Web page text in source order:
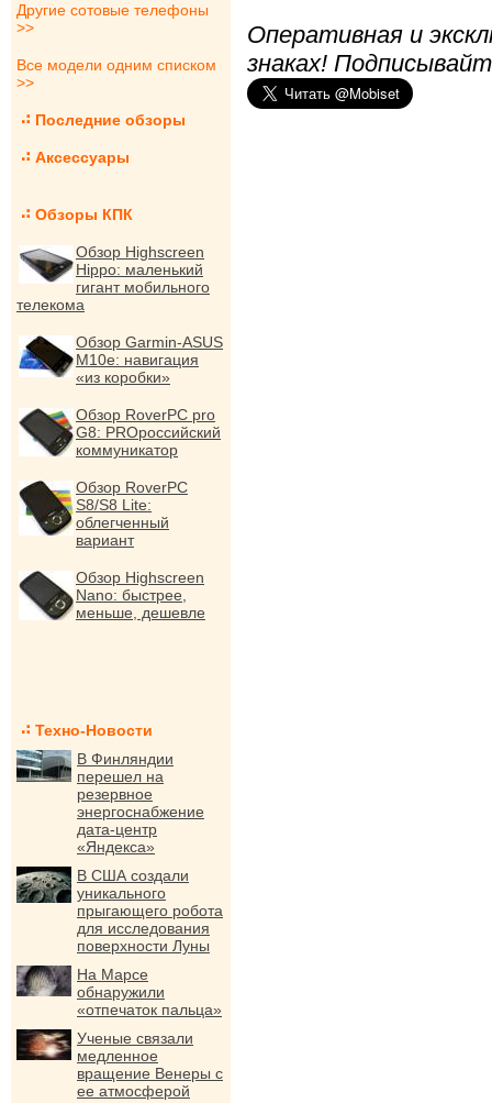
Другие сотовые телефоны
>>
Все модели одним списком
>>
Последние обзоры
Аксессуары
Обзоры КПК
Обзор Highscreen
Hippo: маленький
гигант мобильного
телекома
Обзор Garmin-ASUS
M10e: навигация
«из коробки»
Обзор RoverPC pro
G8: PROроссийский
коммуникатор
Обзор RoverPC
S8/S8 Lite:
облегченный
вариант
Обзор Highscreen
Nano: быстрее,
меньше, дешевле
Техно-Новости
В Финляндии
перешел на
резервное
энергоснабжение
дата-центр
«Яндекса»
В США создали
уникального
прыгающего робота
для исследования
поверхности Луны
На Марсе
обнаружили
«отпечаток пальца»
Ученые связали
медленное
вращение Венеры с
ее атмосферой
Оперативная и
знаках!